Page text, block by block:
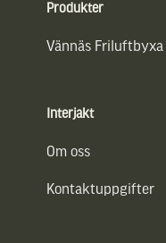
Produkter
Vännäs Friluftbyxa
Interjakt
Om oss
Kontaktuppgifter